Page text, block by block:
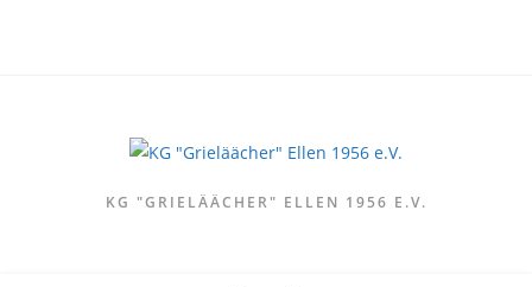
KG "GRIELÄÄCHER" ELLEN 1956 E.V.